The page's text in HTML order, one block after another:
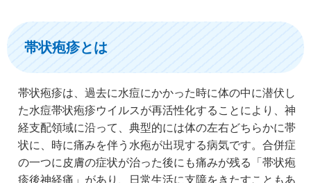
帯状疱疹とは
帯状疱疹は、過去に水痘にかかった時に体の中に潜伏し
た水痘帯状疱疹ウイルスが再活性化することにより、神
経支配領域に沿って、典型的には体の左右どちらかに帯
状に、時に痛みを伴う水疱が出現する病気です。合併症
の一つに皮膚の症状が治った後にも痛みが残る「帯状疱
疹後神経痛」があり、日常生活に支障をきたすこともあ